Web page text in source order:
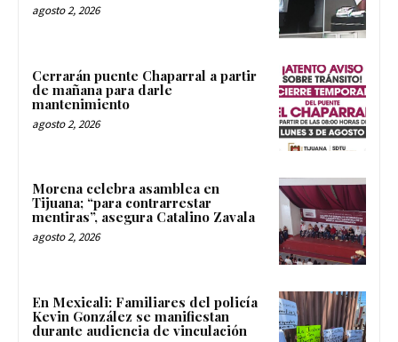
agosto 2, 2026
Cerrarán puente Chaparral a partir
de mañana para darle
mantenimiento
agosto 2, 2026
Morena celebra asamblea en
Tijuana; “para contrarrestar
mentiras”, asegura Catalino Zavala
agosto 2, 2026
En Mexicali: Familiares del policía
Kevin González se manifiestan
durante audiencia de vinculación